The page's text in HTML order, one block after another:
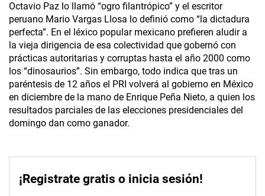
Octavio Paz lo llamó “ogro filantrópico” y el escritor
peruano Mario Vargas Llosa lo definió como “la dictadura
perfecta”. En el léxico popular mexicano prefieren aludir a
la vieja dirigencia de esa colectividad que gobernó con
prácticas autoritarias y corruptas hasta el año 2000 como
los “dinosaurios”. Sin embargo, todo indica que tras un
paréntesis de 12 años el PRI volverá al gobierno en México
en diciembre de la mano de Enrique Peña Nieto, a quien los
resultados parciales de las elecciones presidenciales del
domingo dan como ganador.
¡Registrate gratis o inicia sesión!